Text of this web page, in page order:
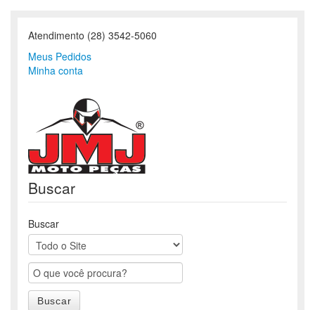
Atendimento (28) 3542-5060
Meus Pedidos
Minha conta
Buscar
Buscar